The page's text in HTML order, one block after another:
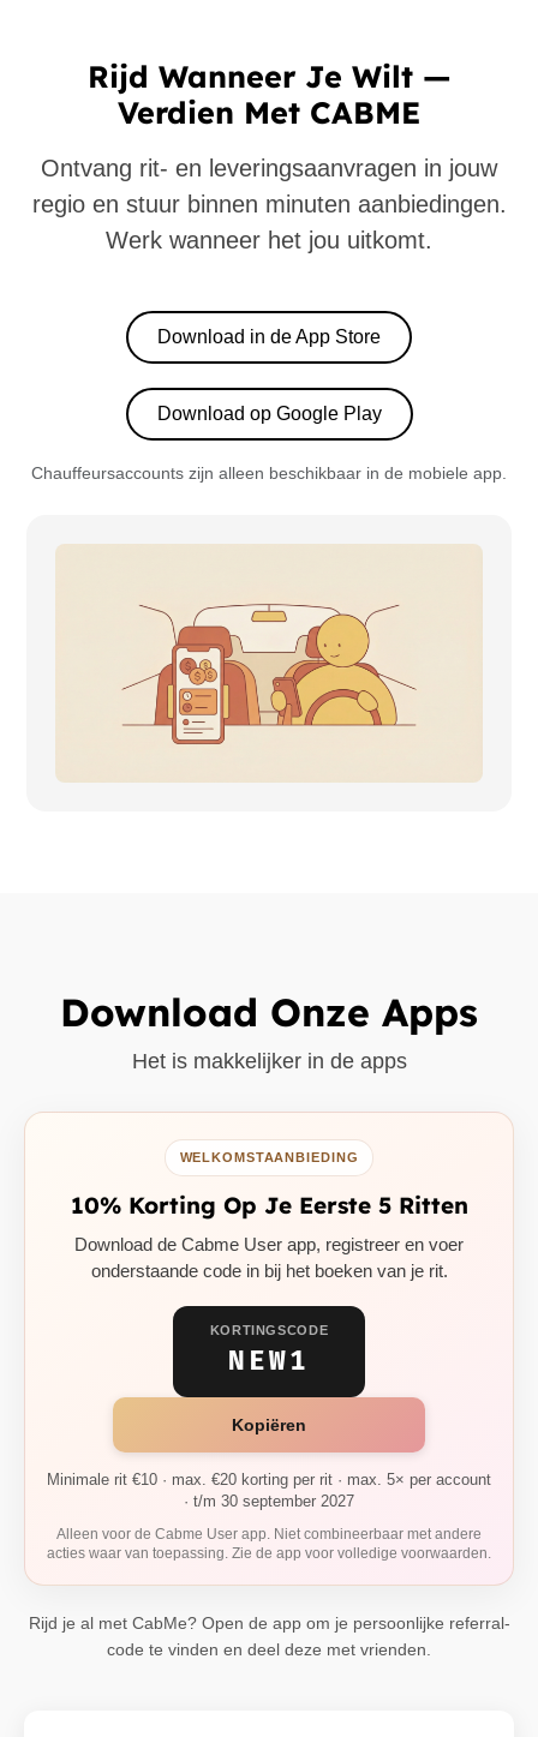
Rijd Wanneer Je Wilt —
Verdien Met CABME
Ontvang rit- en leveringsaanvragen in jouw
regio en stuur binnen minuten aanbiedingen.
Werk wanneer het jou uitkomt.
Download in de App Store
Download op Google Play
Chauffeursaccounts zijn alleen beschikbaar in de mobiele app.
Download Onze Apps
Het is makkelijker in de apps
WELKOMSTAANBIEDING
10% Korting Op Je Eerste 5 Ritten
Download de Cabme User app, registreer en voer
onderstaande code in bij het boeken van je rit.
KORTINGSCODE
NEW1
Kopiëren
Minimale rit €10 · max. €20 korting per rit · max. 5× per account
· t/m 30 september 2027
Alleen voor de Cabme User app. Niet combineerbaar met andere
acties waar van toepassing. Zie de app voor volledige voorwaarden.
Rijd je al met CabMe? Open de app om je persoonlijke referral-
code te vinden en deel deze met vrienden.